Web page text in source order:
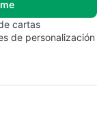
cartas
de personalización